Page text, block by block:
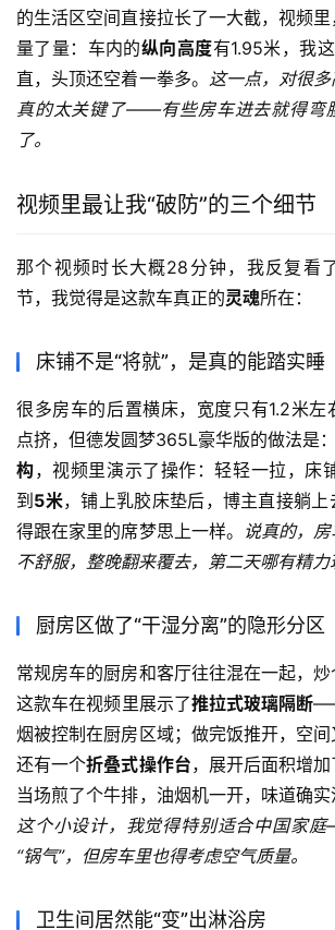
的生活区空间直接拉长了一大截，视频
量了量：车内的纵向高度有1.95米，我
直，头顶还空着一拳多。 这一点，对很多
真的太关键了——有些房车进去就得弯
了。
视频里最让我“破防”的三个细节
那个视频时长大概28分钟，我反复看
节，我觉得是这款车真正的灵魂所在：
床铺不是“将就”，是真的能踏实睡
很多房车的后置横床，宽度只有1.2米左
点挤，但德发圆梦365L豪华版的做法是：
构，视频里演示了操作：轻轻一拉，床
到 5米，铺上乳胶床垫后，博主直接躺
得跟在家里的席梦思上一样。 说真的，
不舒服，整晚翻来覆去，第二天哪有精力
厨房区做了“干湿分离”的隐形分区
常规房车的厨房和客厅往往混在一起，
这款车在视频里展示了推拉式玻璃隔断
烟被控制在厨房区域；做完饭推开，空
还有一个折叠式操作台，展开后面积增
当场煎了个牛排，油烟机一开，味道确实
这个小设计，我觉得特别适合中国家
“锅气”，但房车里也得考虑空气质量。
卫生间居然能“变”出淋浴房